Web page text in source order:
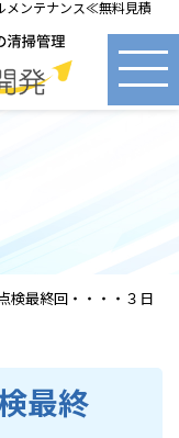
メンテナンス≪無料見積
検最終回・・・・３日
最終